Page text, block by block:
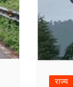
राज्य